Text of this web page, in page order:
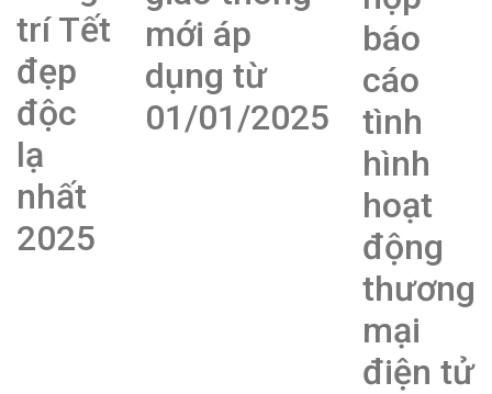
trí Tết
đẹp
độc
lạ
nhất
2025
mới áp
dụng từ
01/01/2025
báo
cáo
tình
hình
hoạt
động
thương
mại
điện tử